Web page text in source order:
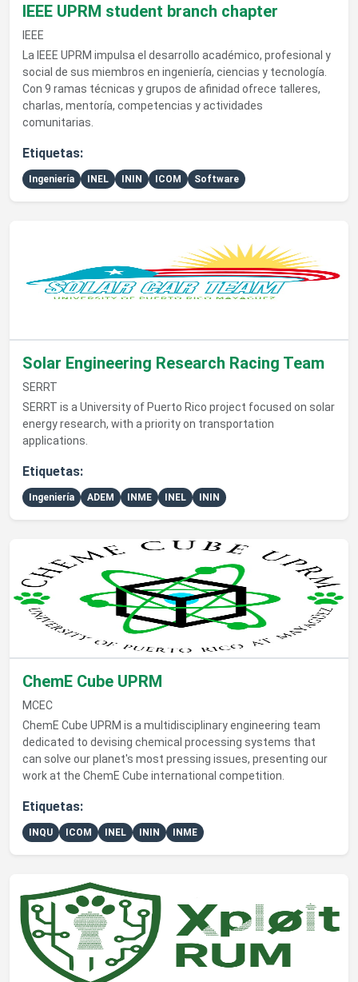
IEEE UPRM student branch chapter
IEEE
La IEEE UPRM impulsa el desarrollo académico, profesional y
social de sus miembros en ingeniería, ciencias y tecnología.
Con 9 ramas técnicas y grupos de afinidad ofrece talleres,
charlas, mentoría, competencias y actividades
comunitarias.
Etiquetas:
Ingeniería INEL ININ ICOM Software
Solar Engineering Research Racing Team
SERRT
SERRT is a University of Puerto Rico project focused on solar
energy research, with a priority on transportation
applications.
Etiquetas:
Ingeniería ADEM INME INEL ININ
Ver detalles de ChemE Cube UPRM
ChemE Cube UPRM
MCEC
ChemE Cube UPRM is a multidisciplinary engineering team
dedicated to devising chemical processing systems that
can solve our planet's most pressing issues, presenting our
work at the ChemE Cube international competition.
Etiquetas:
INQU ICOM INEL ININ INME
Ver detalles de Xploit RUM